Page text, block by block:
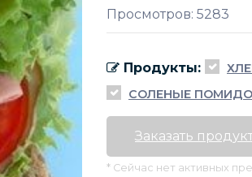
Просмотров: 5283
Продукты:
СОЛЕНЫЕ
Заказать
* Сейчас нет активных